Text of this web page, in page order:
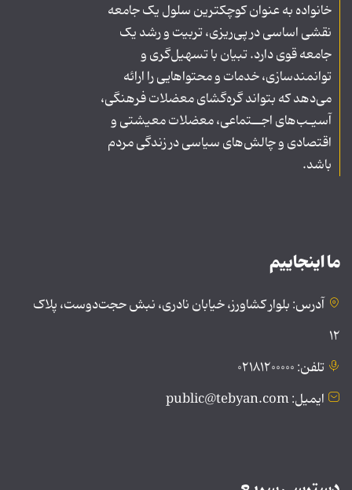
خانواده به عنوان کوچکترین سلول یک جامعه
نقشی اساسی در پی‌ریزی، تربیت و رشد یک
جامعه قوی دارد. تبیان با تسهیل‌گری و
توانمندسازی، خدمات و محتواهایی را ارائه
می‌دهد که بتواند گره‌گشای معضلات فرهنگی،
آسیـب‌های اجــتماعی، معضلات معیشتی و
اقتصادی و چالش‌های سیاسی در زندگی مردم
باشد.
ما اینجاییم
آدرس: بلوار کشاورز، خیابان نادری، نبش حجت‌دوست، پلاک
۱۲
تلفن: ۰۲۱۸۱۲۰۰۰۰۰
ایمیل: public@tebyan.com